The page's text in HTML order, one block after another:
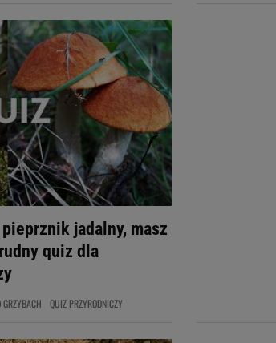
jadalny, masz
quiz dla
QUIZ PRZYRODNICZY